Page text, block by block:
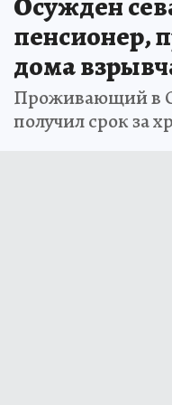
пенсионер,
дома
Проживающий в
получил срок за